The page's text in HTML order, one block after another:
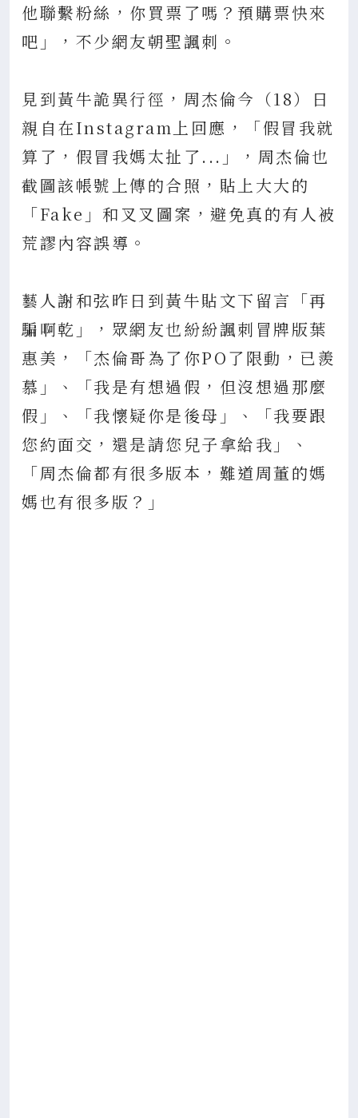
他聯繫粉絲，你買票了嗎？預購票快來
吧」，不少網友朝聖諷刺。
見到黃牛詭異行徑，周杰倫今（18）日
親自在Instagram上回應，「假冒我就
算了，假冒我媽太扯了...」，周杰倫也
截圖該帳號上傳的合照，貼上大大的
「Fake」和叉叉圖案，避免真的有人被
荒謬內容誤導。
藝人謝和弦昨日到黃牛貼文下留言「再
騙啊乾」，眾網友也紛紛諷刺冒牌版葉
惠美，「杰倫哥為了你PO了限動，已羨
慕」、「我是有想過假，但沒想過那麼
假」、「我懷疑你是後母」、「我要跟
您約面交，還是請您兒子拿給我」、
「周杰倫都有很多版本，難道周董的媽
媽也有很多版？」